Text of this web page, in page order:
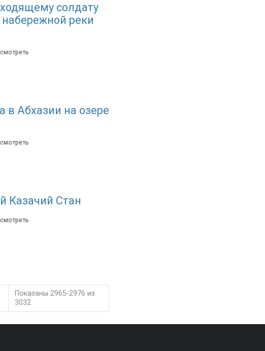
солдату
реки
в Абхазии на озере
Казачий Стан
Показаны 2965-2976 из
3032